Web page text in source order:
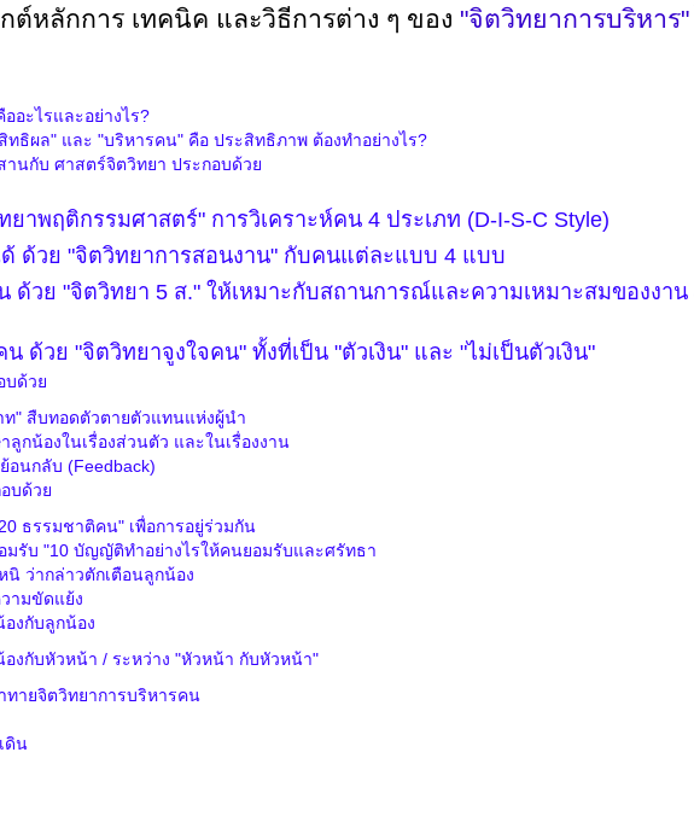
ต์หลักการ เทคนิค และวิธีการต่าง ๆ ของ "จิตวิทยาการบริหาร
อะไรและอย่างไร?
ทธิผล" และ "บริหารคน" คือ ประสิทธิภาพ ต้องทำอย่างไร?
านกับ ศาสตร์จิตวิทยา ประกอบด้วย
าพฤติกรรมศาสตร์" การวิเคราะห์คน 4 ประเภท (D-I-S-C Style)
ด้วย "จิตวิทยาการสอนงาน" กับคนแต่ละแบบ 4 แบบ
ด้วย "จิตวิทยา 5 ส." ให้เหมาะกับสถานการณ์และความเหมาะสมของงาน
น ด้วย "จิตวิทยาจูงใจคน" ทั้งที่เป็น "ตัวเงิน" และ "ไม่เป็นตัวเงิน"
บด้วย
ท" สืบทอดตัวตายตัวแทนแห่งผู้นำ
ลูกน้องในเรื่องส่วนตัว และในเรื่องงาน
อนกลับ (Feedback)
บด้วย
ธรรมชาติคน" เพื่อการอยู่ร่วมกัน
มรับ "10 บัญญัติทำอย่างไรให้คนยอมรับและศรัทธา
นิ ว่ากล่าวตักเตือนลูกน้อง
ามขัดแย้ง
บลูกน้อง
วหน้า / ระหว่าง "หัวหน้า กับหัวหน้า"
ายจิตวิทยาการบริหารคน
ดิน